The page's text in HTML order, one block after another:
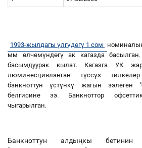
1993-жылдагы үлгүдөгү 1 сом
мм өлчөмүндөгү ак кагазда
басымдуурак кылат. Кагазга УК
люминесцияланган түссүз
банкноттун үстүнкү жагын ээлеген
белгисине ээ. Банкноттор
чыгарылган.
Банкноттун алдыңкы